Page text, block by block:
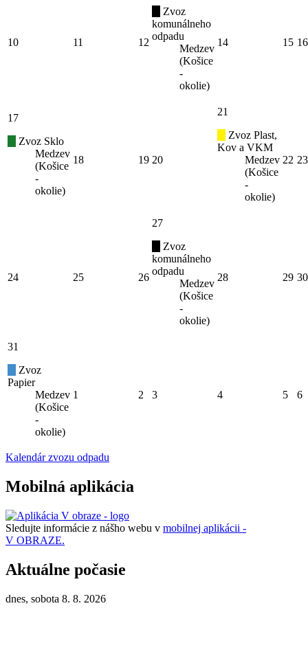
10 11 12
Zvoz
komunálneho
odpadu
Medzev
(Košice
-
okolie)
14 15 16
17
Zvoz Sklo
Medzev
(Košice
-
okolie)
18 19 20
21
Zvoz Plast,
Kov a VKM
Medzev
(Košice
-
okolie)
22 23
24 25 26
27
Zvoz
komunálneho
odpadu
Medzev
(Košice
-
okolie)
28 29 30
31
Zvoz
Papier
Medzev
(Košice
-
okolie)
1 2 3 4 5 6
Kalendár zvozu odpadu
Mobilná aplikácia
Sledujte informácie z nášho webu v mobilnej aplikácii -
V OBRAZE.
Aktuálne počasie
dnes, sobota 8. 8. 2026